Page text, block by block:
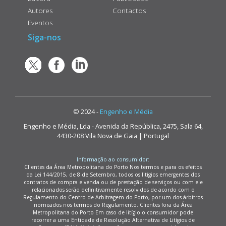
Autores
Eventos
Contactos
Siga-nos
© 2024 - Engenho e Média
Engenho e Média, Lda - Avenida da República, 2475, Sala 64,
4430-208 Vila Nova de Gaia | Portugal
Informação ao consumidor:
Clientes da Área Metropolitana do Porto Nos termos e para os efeitos
da Lei 144/2015, de 8 de Setembro, todos os litígios emergentes dos
contratos de compra e venda ou de prestação de serviços ou com ele
relacionados serão definitivamente resolvidos de acordo com o
Regulamento do Centro de Arbitragem do Porto, por um dos árbitros
nomeados nos termos do Regulamento. Clientes fora da Área
Metropolitana do Porto Em caso de litígio o consumidor pode
recorrer a uma Entidade de Resolução Alternativa de Litígios de